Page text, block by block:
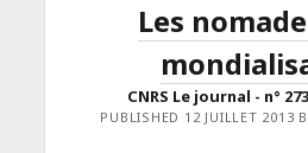
GAZETTE
DE
BERLIN
:
JOURNAL
DE
Les
CNRS Le journal - n°
PUBLISHED 12 JUILLET 2013